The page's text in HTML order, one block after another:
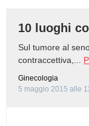
10 luoghi
Sul tumore al
contraccettiva,...
Ginecologia
5 maggio 2015 alle